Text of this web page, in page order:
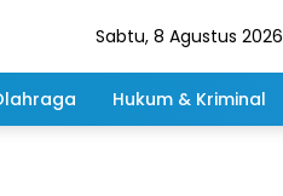
Sabtu, 8 Agustus 2026
Hukum & Kriminal